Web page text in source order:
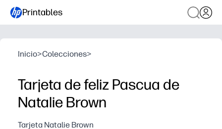
Printables
Inicio>Colecciones>
Tarjeta de feliz Pascua de
Natalie Brown
Tarjeta Natalie Brown